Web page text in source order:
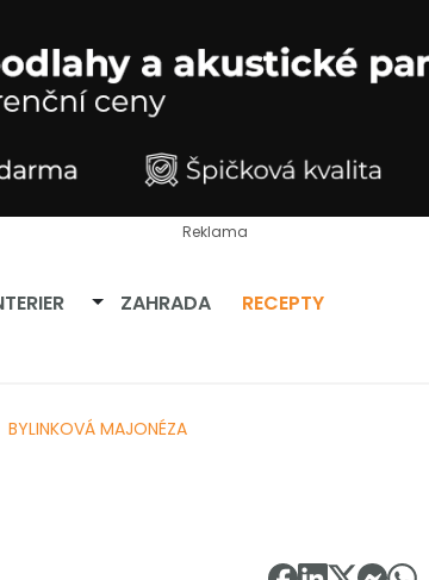
Reklama
dropdown
Přepnout dropdown
ZAHRADA RECEPTY
BYLINKOVÁ MAJONÉZA